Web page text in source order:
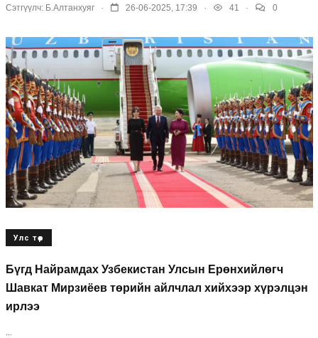
Сэтгүүлч: Б.Алтанхуяг . 26-06-2025, 17:39 . 41 . 0
Улс төр
Бүгд Найрамдах Узбекистан Улсын Ерөнхийлөгч
Шавкат Мирзиёев төрийн айлчлал хийхээр хүрэлцэн
ирлээ